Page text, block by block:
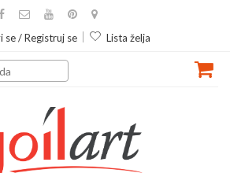
se / Registruj se Lista želja